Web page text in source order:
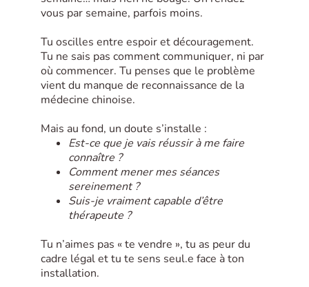
vous par semaine, parfois moins.
Tu oscilles entre espoir et découragement.
Tu ne sais pas comment communiquer, ni par
où commencer. Tu penses que le problème
vient du manque de reconnaissance de la
médecine chinoise.
Mais au fond, un doute s’installe :
Est‑ce que je vais réussir à me faire
connaître ?
Comment mener mes séances
sereinement ?
Suis‑je vraiment capable d’être
thérapeute ?
Tu n’aimes pas « te vendre », tu as peur du
cadre légal et tu te sens seul.e face à ton
installation.